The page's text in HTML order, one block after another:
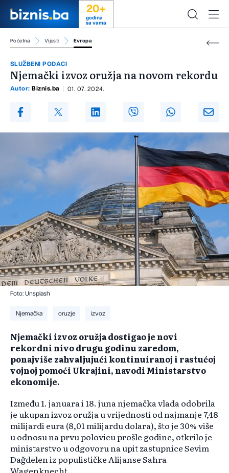
20+
godina
sa vama
Početna Vijesti Evropa
SLUŽBENI PODACI
Njemački izvoz oružja na novom rekordu
Autor: Biznis.ba 01. 07. 2024.
Foto: Unsplash
Njemačka oruzje izvoz
Njemački izvoz oružja dostigao je novi
rekordni nivo drugu godinu zaredom,
ponajviše zahvaljujući kontinuiranoj i rastućoj
vojnoj pomoći Ukrajini, navodi Ministarstvo
ekonomije.
Između 1. januara i 18. juna njemačka vlada odobrila
je ukupan izvoz oružja u vrijednosti od najmanje 7,48
milijardi eura (8,01 milijardu dolara), što je 30% više
u odnosu na prvu polovicu prošle godine, otkrilo je
ministarstvo u odgovoru na upit zastupnice Sevim
Dağdelen iz populističke Alijanse Sahra